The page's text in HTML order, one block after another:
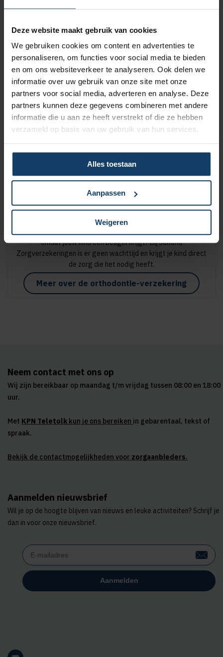
Deze website maakt gebruik van cookies
We gebruiken cookies om content en advertenties te
personaliseren, om functies voor social media te bieden
en om ons websiteverkeer te analyseren. Ook delen we
informatie over uw gebruik van onze site met onze
partners voor social media, adverteren en analyse. Deze
partners kunnen deze gegevens combineren met andere
informatie die u aan ze heeft verstrekt of die ze hebben
verzameld op basis van uw gebruik van hun services.
Alles toestaan
Aanpassen
Weigeren
Naar vergoedingenoverzicht
Korting op vrijwillig eigen risico
Wil je een lagere zorgpremie? Dan kun je het
verplicht eigen risico van € 385 verhogen met
een vrijwillig eigen risico van maximaal € 500.
meer korting op de premie.
Meer over het eigen risico
Geen wachttijd voor orthodontie
omdat jouw kind een beugel krijgt? Bij Salland
Zorgverzekeringen is er geen wachttijd en krijgt je kind direct
de zorg die het nodig heeft.
Meer over de orthodontie-verzekering
Neem contact met ons op
Wij zijn bereikbaar op maandag t/m vrijdag tussen 08:00 en 18:00
uur.
Met KPN Teletolk kun je ons bereiken in gebarentaal, tekst of
spraak.
Bekijk de contactmogelijkheden voor zorgaanbieders.
Aanmelden nieuwsbrief
Wil je op de hoogte blijven van nieuws en leuke activiteiten? Schrijf je
dan in voor onze nieuwsbrief.